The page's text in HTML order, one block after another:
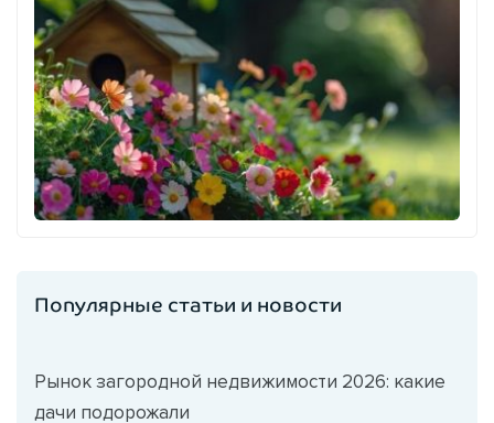
Популярные статьи и новости
Рынок загородной недвижимости 2026: какие
дачи подорожали